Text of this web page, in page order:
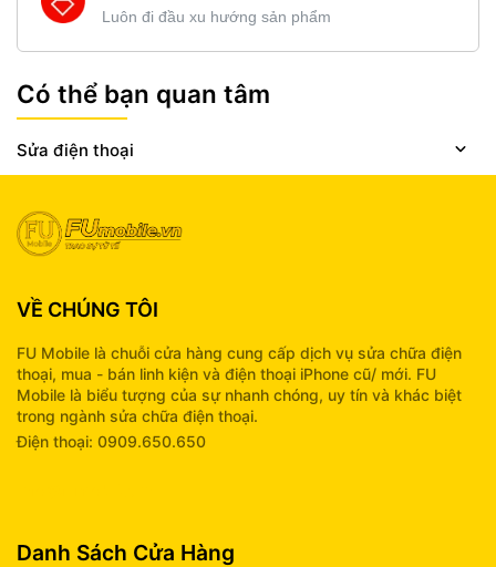
Luôn đi đầu xu hướng sản phẩm
Có thể bạn quan tâm
Sửa điện thoại
VỀ CHÚNG TÔI
FU Mobile là chuỗi cửa hàng cung cấp dịch vụ sửa chữa điện
thoại, mua - bán linh kiện và điện thoại iPhone cũ/ mới. FU
Mobile là biểu tượng của sự nhanh chóng, uy tín và khác biệt
trong ngành sửa chữa điện thoại.
Điện thoại: 0909.650.650
Danh Sách Cửa Hàng